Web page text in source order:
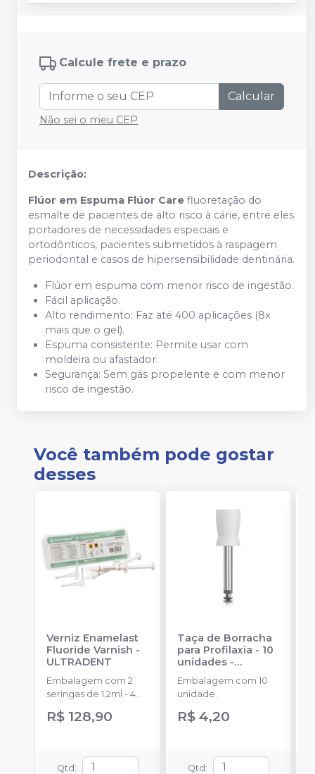
Calcule frete e prazo
Calcular
Não sei o meu CEP
Descrição:
Flúor em Espuma Flúor Care fluoretação do
esmalte de pacientes de alto risco à cárie, entre eles
portadores de necessidades especiais e
ortodônticos, pacientes submetidos à raspagem
periodontal e casos de hipersensibilidade dentinária.
Flúor em espuma com menor risco de ingestão.
Fácil aplicação.
Alto rendimento: Faz até 400 aplicações (8x
mais que o gel).
Espuma consistente: Permite usar com
moldeira ou afastador.
Segurança: Sem gás propelente e com menor
risco de ingestão.
Você também pode gostar
desses
Verniz Enamelast
Fluoride Varnish -
ULTRADENT
Embalagem com 2
seringas de 1,2ml - 4
SoftEZ Tips
R$ 128,90
Qtd :
Taça de Borracha
para Profilaxia - 10
unidades-
MICRODONT
Embalagem com 10
unidade.
R$ 4,20
Qtd :